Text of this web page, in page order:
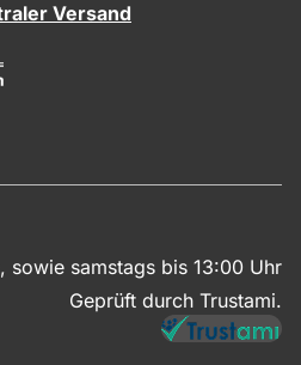
Versand
samstags bis 13:00 Uhr
Geprüft durch Trustami.